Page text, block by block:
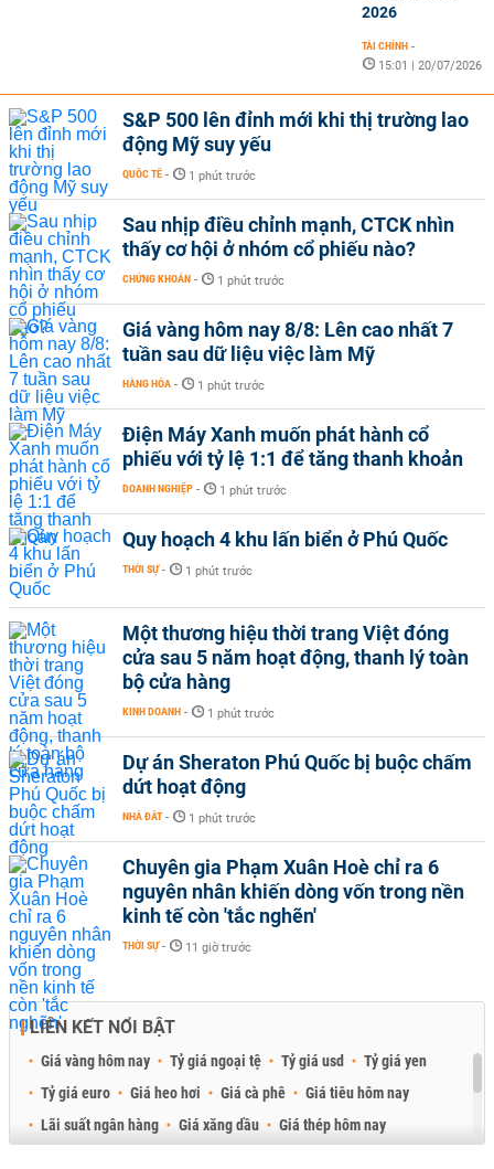
2026
TÀI CHÍNH -
15:01 | 20/07/2026
S&P 500 lên đỉnh mới khi thị trường lao
động Mỹ suy yếu
QUỐC TẾ - 1 phút trước
Sau nhịp điều chỉnh mạnh, CTCK nhìn
thấy cơ hội ở nhóm cổ phiếu nào?
CHỨNG KHOÁN - 1 phút trước
Giá vàng hôm nay 8/8: Lên cao nhất 7
tuần sau dữ liệu việc làm Mỹ
HÀNG HÓA - 1 phút trước
Điện Máy Xanh muốn phát hành cổ
phiếu với tỷ lệ 1:1 để tăng thanh khoản
DOANH NGHIỆP - 1 phút trước
Quy hoạch 4 khu lấn biển ở Phú Quốc
THỜI SỰ - 1 phút trước
Một thương hiệu thời trang Việt đóng
cửa sau 5 năm hoạt động, thanh lý toàn
bộ cửa hàng
KINH DOANH - 1 phút trước
Dự án Sheraton Phú Quốc bị buộc chấm
dứt hoạt động
NHÀ ĐẤT - 1 phút trước
Chuyên gia Phạm Xuân Hoè chỉ ra 6
nguyên nhân khiến dòng vốn trong nền
kinh tế còn 'tắc nghẽn'
THỜI SỰ - 11 giờ trước
LIÊN KẾT NỔI BẬT
Giá vàng hôm nay Tỷ giá ngoại tệ Tỷ giá usd
Tỷ giá yen
Tỷ giá euro
Giá heo hơi Giá cà phê
Giá tiêu hôm nay
Lãi suất ngân hàng
Giá xăng dầu
Giá thép hôm nay